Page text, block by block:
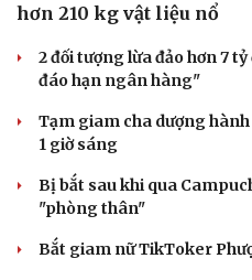
Văn hóa
Sân khấu - Điện ảnh
Văn học
Âm nhạc
Di sản
hơn 210 kg vật liệu nổ
2 đối tượng lừa đảo hơn 7
đáo hạn ngân hàng"
Tạm giam cha dượng hành
1 giờ sáng
Bị bắt sau khi qua
"phòng thân"
Bắt giam nữ TikToker